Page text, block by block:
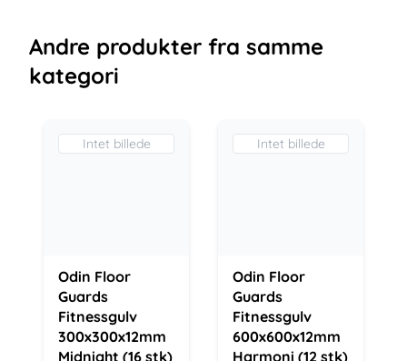
Andre produkter fra samme
kategori
Intet billede
Odin Floor
Guards
Fitnessgulv
300x300x12mm
Midnight (16 stk)
Intet billede
Odin Floor
Guards
Fitnessgulv
600x600x12mm
Harmoni (12 stk)